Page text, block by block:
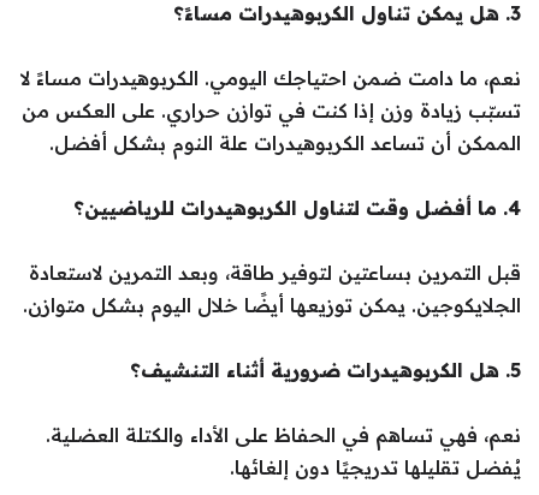
3. هل يمكن تناول الكربوهيدرات مساءً؟
نعم، ما دامت ضمن احتياجك اليومي. الكربوهيدرات مساءً لا
تسبّب زيادة وزن إذا كنت في توازن حراري. على العكس من
الممكن أن تساعد الكربوهيدرات علة النوم بشكل أفضل.
4. ما أفضل وقت لتناول الكربوهيدرات للرياضيين؟
قبل التمرين بساعتين لتوفير طاقة، وبعد التمرين لاستعادة
الجلايكوجين. يمكن توزيعها أيضًا خلال اليوم بشكل متوازن.
5. هل الكربوهيدرات ضرورية أثناء التنشيف؟
نعم، فهي تساهم في الحفاظ على الأداء والكتلة العضلية.
يُفضل تقليلها تدريجيًا دون إلغائها.